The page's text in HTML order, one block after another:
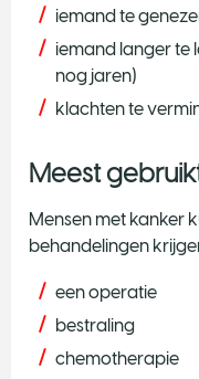
iemand te
iemand langer te
nog jaren)
klachten te
Meest
Mensen met kanker
behandelingen
een operatie
bestraling
chemotherapie